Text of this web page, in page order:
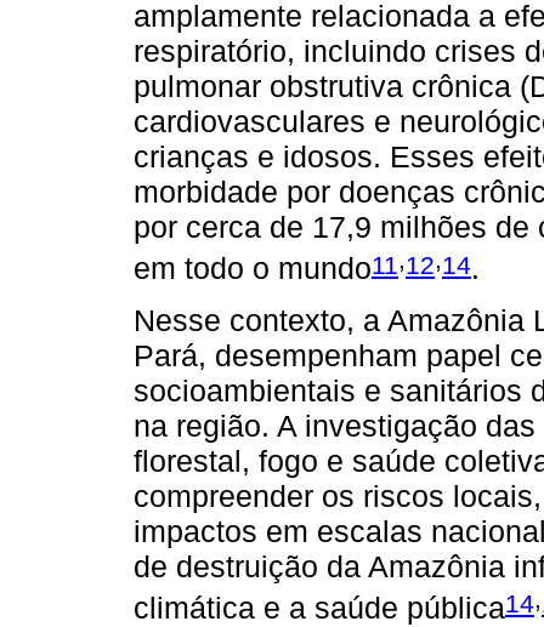
amplamente relacionada a
respiratório, incluindo crises
pulmonar obstrutiva crônica
cardiovasculares e
crianças e idosos. Esses
morbidade por doenças
por cerca de 17,9 milhões
em todo o mundo11 ,12,14.
Nesse contexto, a Amazônia
Pará, desempenham papel
socioambientais e sanitários
na região. A investigação
florestal, fogo e saúde
compreender os riscos
impactos em escalas
de destruição da Amazônia
climática e a saúde pública14,